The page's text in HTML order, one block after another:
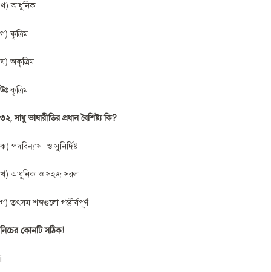
খ) আধুনিক
গ) কৃত্রিম
ঘ) অকৃত্রিম
উঃকৃত্রিম
৩২. সাধু ভাষারীতির প্রধান বৈশিষ্ট্য কি?
ক) পদবিন্যাস ও সুনির্দিষ্ট
খ) আধুনিক ও সহজ সরল
গ) তৎসম শব্দগুলো গম্ভীর্যপূর্ণ
নিচের কোনটি সঠিক!
i